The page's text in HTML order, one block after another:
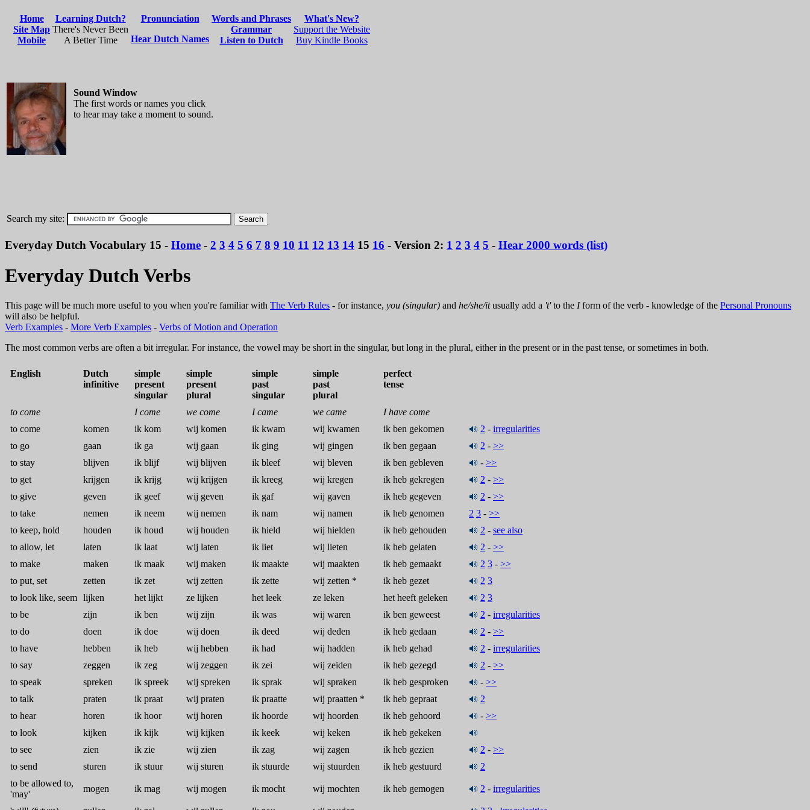
Search my site:
Everyday Dutch Vocabulary 15 - Home - 2 3 4 5 6 7 8 9 10 11 12 13 14 15 16 - Version 2: 1 2 3 4 5 - Hear 2000 words (list)
Everyday Dutch Verbs
This page will be much more useful to you when you're familiar with The Verb Rules - for instance, you (singular) and he/she/itusually add a 't'to the Iform of the verb - knowledge of the Personal Pronouns
will also be helpful.
Verb Examples - More Verb Examples - Verbs of Motion and Operation
The most common verbs are often a bit irregular. For instance, the vowel may be short in the singular, but long in the plural, either in the present or in the past tense, or sometimes in both.
English
Dutch
infinitive
simple
present
singular
simple
present
plural
simple
past
singular
simple
past
plural
perfect
tense
to come I come we come I came we came
I have come
to come
komen ik kom wij komen ik kwam wij kwamen ik ben gekomen 2 - irregularities
to go
gaan ik ga wij gaan ik ging wij gingen ik ben gegaan 2 - >>
to stay
blijven ik blijf wij blijven ik bleef wij bleven ik ben gebleven - >>
to get
krijgen ik krijg wij krijgen ik kreeg wij kregen ik heb gekregen 2 - >>
to give
geven ik geef wij geven ik gaf wij gaven ik heb gegeven 2 - >>
to take
nemen ik neem wij nemen ik nam wij namen ik heb genomen 2 3 - >>
to keep, hold
houden ik houd wij houden ik hield wij hielden ik heb gehouden 2 - see also
to allow, let
laten ik laat wij laten ik liet wij lieten ik heb gelaten 2 - >>
to make
maken ik maak wij maken ik maakte wij maakten ik heb gemaakt 2 3 - >>
to put, set
zetten ik zet wij zetten ik zette wij zetten * ik heb gezet 2 3
to look like, seem lijken het lijkt ze lijken het leek ze leken het heeft geleken 2 3
to be
zijn ik ben wij zijn ik was wij waren ik ben geweest 2 - irregularities
to do
doen ik doe wij doen ik deed wij deden ik heb gedaan 2 - >>
to have
hebben ik heb wij hebben ik had wij hadden ik heb gehad 2 - irregularities
to say
zeggen ik zeg wij zeggen ik zei wij zeiden ik heb gezegd 2 - >>
to speak
spreken ik spreek wij spreken ik sprak wij spraken ik heb gesproken - >>
to talk
praten ik praat wij praten ik praatte wij praatten * ik heb gepraat
2
to hear
horen ik hoor wij horen ik hoorde wij hoorden ik heb gehoord - >>
to look
kijken ik kijk wij kijken ik keek wij keken
ik heb gekeken
to see
zien ik zie wij zien ik zag wij zagen ik heb gezien 2 - >>
to send
sturen ik stuur wij sturen ik stuurde wij stuurden ik heb gestuurd
2
to be allowed to,
'may'
mogen ik mag wij mogen ik mocht wij mochten ik heb gemogen 2 - irregularities